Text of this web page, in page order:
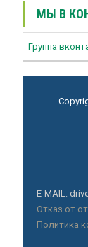
МЫ В
Группа
E-MAIL:
Отказ от
Политика